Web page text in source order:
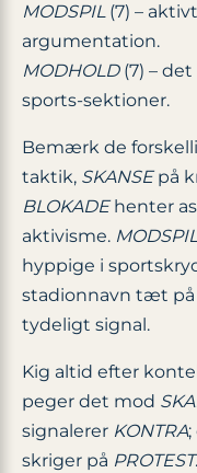
MODSPIL(7) –
argumentation.
MODHOLD(7) –
sports-sektioner.
Bemærk de
taktik, SKANSEpå
BLOKADEhenter
aktivisme. MODSPIL
hyppige i
stadionnavn tæt
tydeligt signal.
Kig altid efter
peger det mod
signalerer KONTRA;
skriger på PROTEST